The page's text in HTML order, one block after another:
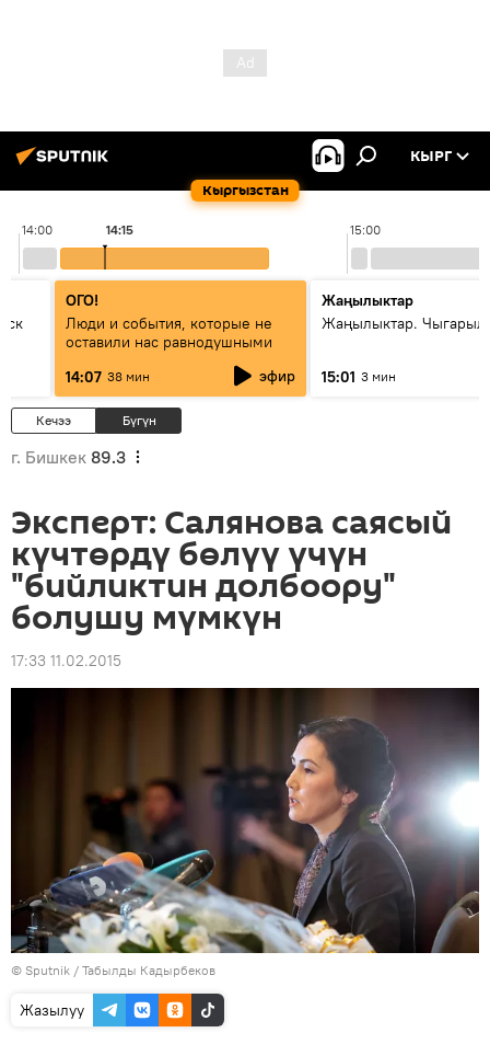
Кыргызстан
КЫРГ
14:00 15:00
14:15
ОГО!
Люди и события, которые не
оставили нас равнодушными
14:07 38 мин эфир
Жаңылыктар
Жаңылыктар.
15:01 3 мин
Кечээ Бүгүн
г. Бишкек 89.3
Эксперт: Салянова саясый
күчтөрдү бөлүү үчүн
"бийликтин долбоору"
болушу мүмкүн
17:33 11.02.2015
© Sputnik / Табылды Кадырбеков
Жазылуу